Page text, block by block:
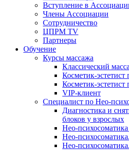
Вступление в
Члены Ассоциации
Сотрудничество
ЦПРМ TV
Партнеры
Oбучение
Курсы массажа
Классический
Косметик-эстетист
Косметик-эстетист
VIP-клиент
Специалист по Нео-
Диагностика и
блоков у взрослых
Нео-психосоматика
Нео-
Нео-